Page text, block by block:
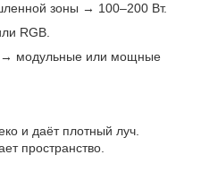
зоны → 100–200 Вт.
RGB.
→ модульные или мощные
и даёт плотный луч.
пространство.